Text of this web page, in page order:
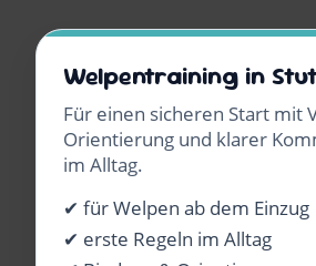
Welpentraining in
Für einen sicheren Start mit
Orientierung und klarer
im Alltag.
✔ für Welpen ab dem Einzug
✔ erste Regeln im Alltag